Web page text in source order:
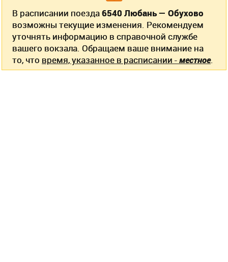
В расписании поезда6540 Любань — Обухово
возможны текущие изменения. Рекомендуем
уточнять информацию в справочной службе
вашего вокзала. Обращаем ваше внимание на
то, что время, указанное в расписании -местное.